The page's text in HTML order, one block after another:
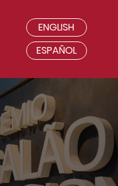
ENGLISH
ESPAÑOL